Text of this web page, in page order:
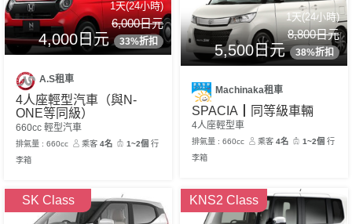
1天(24小時)
6,000日元
4,000日元 33%折扣
A.S租車
4人座輕型汽車（與N-
ONE等同級）
660cc 輕型汽車
排氣量 : 660cc 乘客4名 1~2個 行
李箱
1天(24小時)
8,800日元
5,500日元 38%折扣
Machinaka租車
SPACIA┃同等級車輛
4人座輕型車
排氣量 : 660cc 乘客4名 1~2個 行
李箱
SK Class KNS2 Class